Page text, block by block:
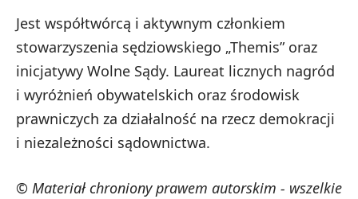
Jest współtwórcą i aktywnym członkiem
stowarzyszenia sędziowskiego „Themis” oraz
inicjatywy Wolne Sądy. Laureat licznych nagród
i wyróżnień obywatelskich oraz środowisk
prawniczych za działalność na rzecz demokracji
i niezależności sądownictwa.
© Materiał chroniony prawem autorskim - wszelkie